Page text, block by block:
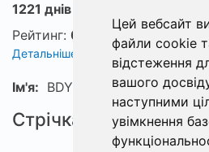
Цей вебсайт
файли cookie
відстеження
вашого
наступними
увімкнення
1221 днів з ФішХаб
Рейтинг: 0
Детальніше про рейтинг
Ім'я: BDYCLERDDKJC login2
Стрічка